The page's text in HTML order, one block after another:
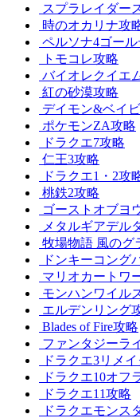
スプラレイダー
時のオカリナ攻
ペルソナ4ゴー
トモコレ攻略
バイオレクイエ
紅の砂漠攻略
デイモン&ベイ
ポケモンZA攻略
ドラクエ7攻略
仁王3攻略
ドラクエ1・2攻
桃鉄2攻略
ゴーストオブヨ
メタルギアデル
牧場物語 風のグ
ドンキーコング
マリオカートワ
モンハンワイル
エルデンリング
Blades of Fire攻略
ファンタジーラ
ドラクエ3リメ
ドラクエ10オフ
ドラクエ11攻略
ドラクエモンス